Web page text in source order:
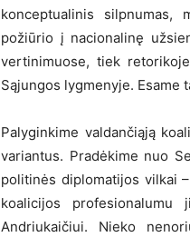
konceptualinis silpnumas,
požiūrio į nacionalinę
vertinimuose, tiek
Sąjungos lygmenyje.
Palyginkime valdančiąją
variantus. Pradėkime nuo
politinės diplomatijos vilkai
koalicijos
Andriukaičiui. Nieko